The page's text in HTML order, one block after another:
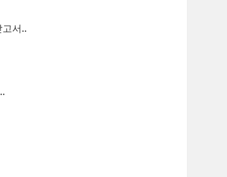
서..